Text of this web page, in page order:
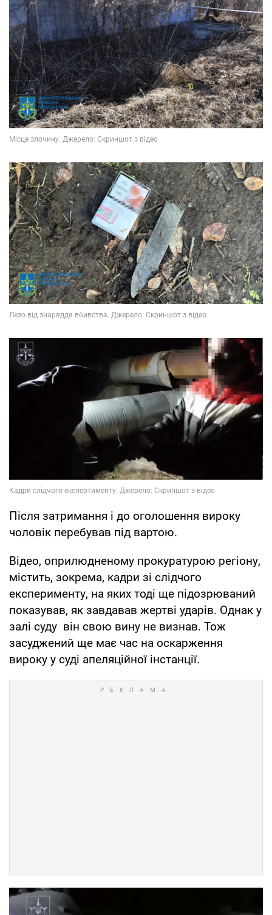
Після затримання і до оголошення вироку
чоловік перебував під вартою.
Відео, оприлюдненому прокуратурою регіону,
містить, зокрема, кадри зі слідчого
експерименту, на яких тоді ще підозрюваний
показував, як завдавав жертві ударів. Однак у
залі суду він свою вину не визнав. Тож
засуджений ще має час на оскарження
вироку у суді апеляційної інстанції.